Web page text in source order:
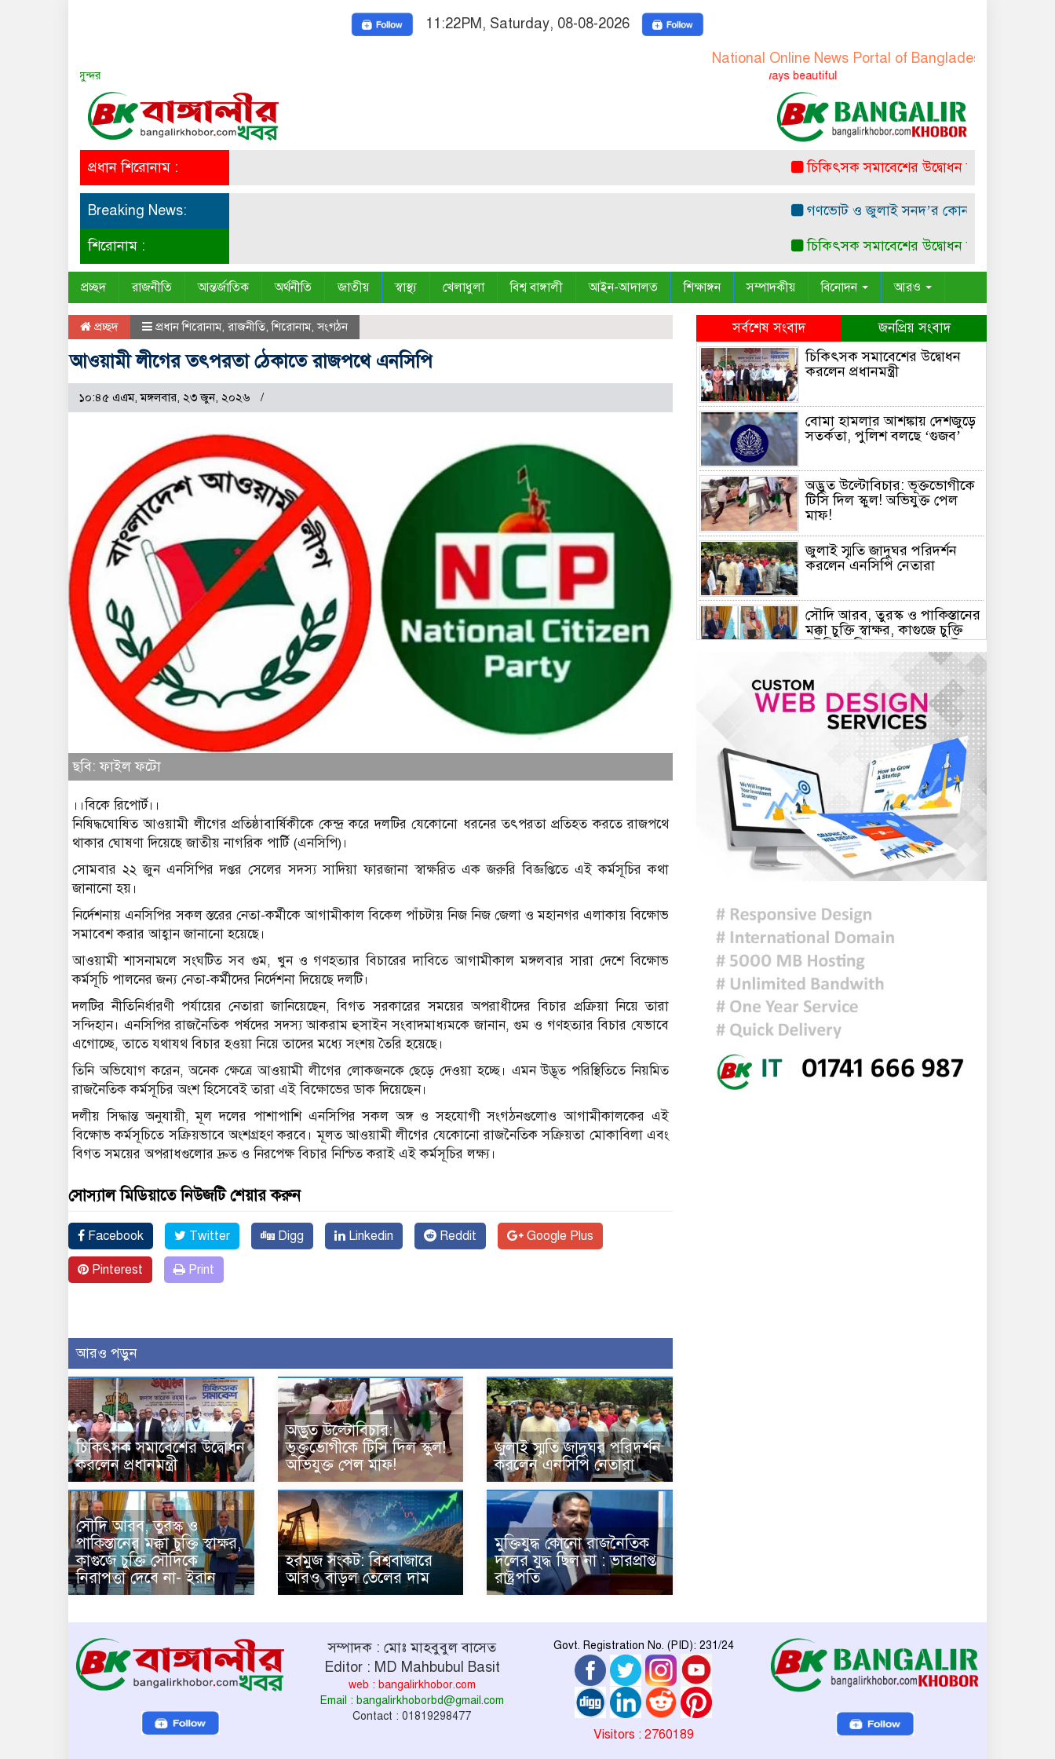
11:22PM, Saturday, 08-08-2026
National Online News Portal of Bangladesh -বাংলাদেশের
Truth is always beautiful
প্রধান শিরোনাম : চিকিৎসক সমাবেশের উদ্বোধন করলেন প্রধানমন্ত্রী
Breaking News: গণভোট ও জুলাই সনদ’র কোন সাংবিধানিক ও
শিরোনাম : চিকিৎসক সমাবেশের উদ্বোধন করলেন প্রধানমন্ত্রী
প্রচ্ছদ রাজনীতি আন্তর্জাতিক অর্থনীতি জাতীয় স্বাস্থ্য খেলাধুলা বিশ্ব বাঙ্গালী আইন-আদালত শিক্ষাঙ্গন সম্পাদকীয় বিনোদন আরও
প্রচ্ছদ প্রধান শিরোনাম, রাজনীতি,শিরোনাম,সংগঠন
আওয়ামী লীগের তৎপরতা ঠেকাতে রাজপথে এনসিপি
১০:৪৫ এএম, মঙ্গলবার, ২৩ জুন, ২০২৬
ছবি: ফাইল ফটো
।।বিকে রিপোর্ট।।
নিষিদ্ধঘোষিত আওয়ামী লীগের প্রতিষ্ঠাবার্ষিকীকে কেন্দ্র করে দলটির যেকোনো ধরনের তৎপরতা প্রতিহত করতে রাজপথে
থাকার ঘোষণা দিয়েছে জাতীয় নাগরিক পার্টি (এনসিপি)।
সোমবার ২২ জুন এনসিপির দপ্তর সেলের সদস্য সাদিয়া ফারজানা স্বাক্ষরিত এক জরুরি বিজ্ঞপ্তিতে এই কর্মসূচির কথা
জানানো হয়।
নির্দেশনায় এনসিপির সকল স্তরের নেতা-কর্মীকে আগামীকাল বিকেল পাঁচটায় নিজ নিজ জেলা ও মহানগর এলাকায় বিক্ষোভ
সমাবেশ করার আহ্বান জানানো হয়েছে।
আওয়ামী শাসনামলে সংঘটিত সব গুম, খুন ও গণহত্যার বিচারের দাবিতে আগামীকাল মঙ্গলবার সারা দেশে বিক্ষোভ
কর্মসূচি পালনের জন্য নেতা-কর্মীদের নির্দেশনা দিয়েছে দলটি।
দলটির নীতিনির্ধারণী পর্যায়ের নেতারা জানিয়েছেন, বিগত সরকারের সময়ের অপরাধীদের বিচার প্রক্রিয়া নিয়ে তারা
সন্দিহান। এনসিপির রাজনৈতিক পর্ষদের সদস্য আকরাম হুসাইন সংবাদমাধ্যমকে জানান, গুম ও গণহত্যার বিচার যেভাবে
এগোচ্ছে, তাতে যথাযথ বিচার হওয়া নিয়ে তাদের মধ্যে সংশয় তৈরি হয়েছে।
তিনি অভিযোগ করেন, অনেক ক্ষেত্রে আওয়ামী লীগের লোকজনকে ছেড়ে দেওয়া হচ্ছে। এমন উদ্ভূত পরিস্থিতিতে নিয়মিত
রাজনৈতিক কর্মসূচির অংশ হিসেবেই তারা এই বিক্ষোভের ডাক দিয়েছেন।
দলীয় সিদ্ধান্ত অনুযায়ী, মূল দলের পাশাপাশি এনসিপির সকল অঙ্গ ও সহযোগী সংগঠনগুলোও আগামীকালকের এই
বিক্ষোভ কর্মসূচিতে সক্রিয়ভাবে অংশগ্রহণ করবে। মূলত আওয়ামী লীগের যেকোনো রাজনৈতিক সক্রিয়তা মোকাবিলা এবং
বিগত সময়ের অপরাধগুলোর দ্রুত ও নিরপেক্ষ বিচার নিশ্চিত করাই এই কর্মসূচির লক্ষ্য।
সোস্যাল মিডিয়াতে নিউজটি শেয়ার করুন
Facebook Twitter Digg Linkedin Reddit Google Plus
Pinterest Print
আরও পড়ুন
চিকিৎসক সমাবেশের উদ্বোধন
করলেন প্রধানমন্ত্রী
অদ্ভুত উল্টোবিচার:
ভূক্তভোগীকে টিসি দিল স্কুল!
অভিযুক্ত পেল মাফ!
জুলাই স্মৃতি জাদুঘর পরিদর্শন
করলেন এনসিপি নেতারা
সৌদি আরব, তুরস্ক ও
পাকিস্তানের মক্কা চুক্তি স্বাক্ষর,
কাগুজে চুক্তি সৌদিকে
নিরাপত্তা দেবে না- ইরান
হরমুজ সংকট: বিশ্ববাজারে
আরও বাড়ল তেলের দাম
মুক্তিযুদ্ধ কোনো রাজনৈতিক
দলের যুদ্ধ ছিল না : ভারপ্রাপ্ত
রাষ্ট্রপতি
সর্বশেষ সংবাদ জনপ্রিয় সংবাদ
চিকিৎসক সমাবেশের উদ্বোধন
করলেন প্রধানমন্ত্রী
বোমা হামলার আশঙ্কায় দেশজুড়ে
সতর্কতা, পুলিশ বলছে ‘গুজব’
অদ্ভুত উল্টোবিচার: ভূক্তভোগীকে
টিসি দিল স্কুল! অভিযুক্ত পেল
মাফ!
জুলাই স্মৃতি জাদুঘর পরিদর্শন
করলেন এনসিপি নেতারা
সৌদি আরব, তুরস্ক ও পাকিস্তানের
মক্কা চুক্তি স্বাক্ষর, কাগুজে চুক্তি
সৌদিকে নিরাপত্তা দেবে না- ইরান
হরমুজ সংকট: বিশ্ববাজারে আরও
বাড়ল তেলের দাম
মুক্তিযুদ্ধ কোনো রাজনৈতিক
দলের যুদ্ধ ছিল না : ভারপ্রাপ্ত
রাষ্ট্রপতি
ঢাকায় হালকা বৃষ্টি হতে পারে,
দেশের কোথাও কোথাও মাঝারি
থেকে ভারী বর্ষণের সম্ভাবনা
প্রধানমন্ত্রীকে বরণে প্রস্তুত চট্টগ্রাম,
দিল্লির সংবাদ সম্মেলনে শেখ
হাসিনার ভার্চ্যুয়াল বক্তব্যে
ভারতের সমর্থন নেই: জয়সওয়াল
সম্পাদক : মোঃ মাহবুবুল বাসেত
Editor : MD Mahbubul Basit
web : bangalirkhobor.com
Email : bangalirkhoborbd@gmail.com
Contact : 01819298477
Govt. Registration No. (PID): 231/24
Visitors : 2760189